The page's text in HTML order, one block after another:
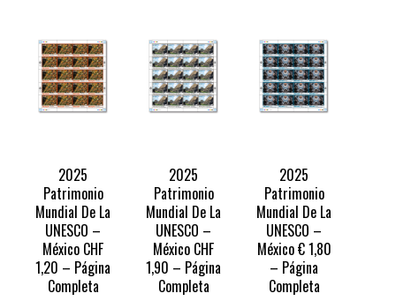
2025
Patrimonio
Mundial De La
UNESCO –
México CHF
1,20 – Página
Completa
2025
Patrimonio
Mundial De La
UNESCO –
México CHF
1,90 – Página
Completa
2025
Patrimonio
Mundial De La
UNESCO –
México € 1,80
– Página
Completa